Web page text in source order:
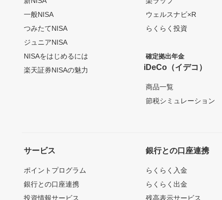
一般NISA
つみたてNISA
ジュニアNISA
NISAをはじめるには
楽天証券NISAの魅力
ウェルスナビ×R
らくらく投資
確定拠出年金
iDeCo（イデコ）
商品一覧
節税シミュレーション
サービス
ポイントプログラム
銀行との口座連携
投資情報サービス
銀行との口座連携
らくらく入金
らくらく出金
残高表示サービス